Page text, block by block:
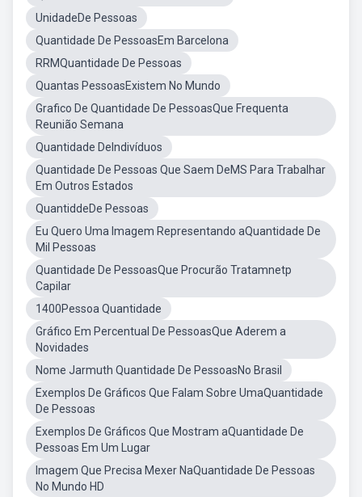
UnidadeDe Pessoas
Quantidade De PessoasEm Barcelona
RRMQuantidade De Pessoas
Quantas PessoasExistem No Mundo
Grafico De Quantidade De PessoasQue Frequenta
Reunião Semana
Quantidade DeIndivíduos
Quantidade De Pessoas Que Saem DeMS Para Trabalhar
Em Outros Estados
QuantiddeDe Pessoas
Eu Quero Uma Imagem Representando aQuantidade De
Mil Pessoas
Quantidade De PessoasQue Procurão Tratamnetp
Capilar
1400Pessoa Quantidade
Gráfico Em Percentual De PessoasQue Aderem a
Novidades
Nome Jarmuth Quantidade De PessoasNo Brasil
Exemplos De Gráficos Que Falam Sobre UmaQuantidade
De Pessoas
Exemplos De Gráficos Que Mostram aQuantidade De
Pessoas Em Um Lugar
Imagem Que Precisa Mexer NaQuantidade De Pessoas
No Mundo HD